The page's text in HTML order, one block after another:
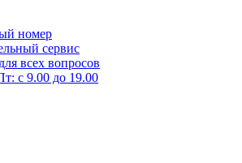
номер
сервис
всех вопросов
с 9.00 до 19.00